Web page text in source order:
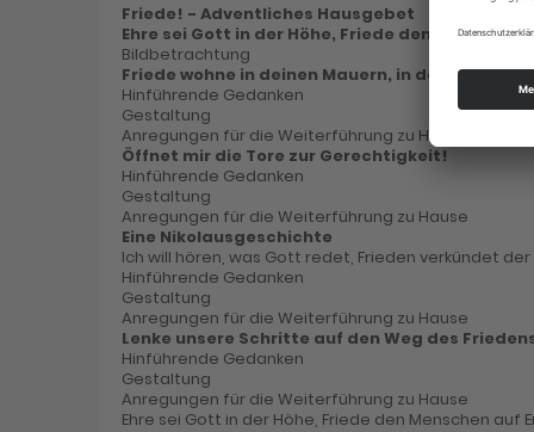
Friede! - Adventliches Hausgebet
Ehre sei Gott in der Höhe, Friede den Menschen
Bildbetrachtung
Friede wohne in deinen Mauern, in deinen
Hinführende Gedanken
Gestaltung
Anregungen für die Weiterführung zu Hause
Öffnet mir die Tore zur Gerechtigkeit!
Hinführende Gedanken
Gestaltung
Anregungen für die Weiterführung zu Hause
Eine Nikolausgeschichte
Ich will hören, was Gott redet, Frieden verkündet der
Hinführende Gedanken
Gestaltung
Anregungen für die Weiterführung zu Hause
Lenke unsere Schritte auf den Weg des
Hinführende Gedanken
Gestaltung
Anregungen für die Weiterführung zu Hause
Ehre sei Gott in der Höhe, Friede den Menschen auf